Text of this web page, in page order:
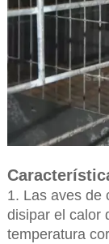
1. Las aves de
disipar el calor
temperatura